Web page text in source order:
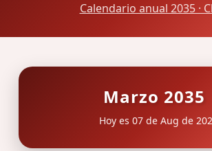
Calendario anual 2035 ·
Marzo 2035
Hoy es 07 de Aug de